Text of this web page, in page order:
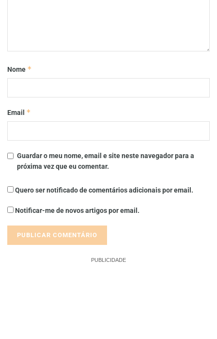
Nome *
Email *
Guardar o meu nome, email e site neste navegador para a
próxima vez que eu comentar.
Quero ser notificado de comentários adicionais por email.
Notificar-me de novos artigos por email.
PUBLICIDADE